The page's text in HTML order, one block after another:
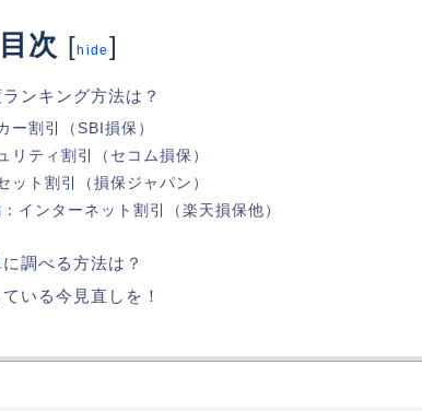
目次 [hide ]
ンキング方法は？
ー割引（SBI損保）
リティ割引（セコム損保）
ット割引（損保ジャパン）
インターネット割引（楽天損保他）
調べる方法は？
いる今見直しを！